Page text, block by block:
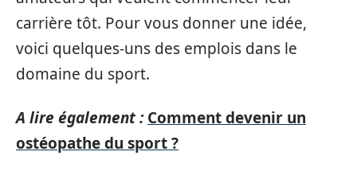
carrière tôt. Pour vous donner une idée,
voici quelques-uns des emplois dans le
domaine du sport.
A lire également : Comment devenir un
ostéopathe du sport ?